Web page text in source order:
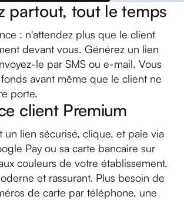
partout, tout le temps
: n'attendez plus que le client
devant vous. Générez un lien
le par SMS ou e-mail. Vous
avant même que le client ne
porte.
client Premium
un lien sécurisé, clique, et paie via
Pay ou sa carte bancaire sur
couleurs de votre établissement.
et rassurant. Plus besoin de
de carte par téléphone, une